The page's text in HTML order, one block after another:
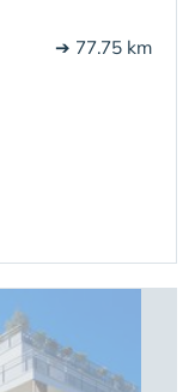
➔ 77.75 km